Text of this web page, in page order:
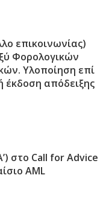
επικοινωνίας)
Φορολογικών
Υλοποίηση επί
έκδοση απόδειξης
στο Call for Advice
AML